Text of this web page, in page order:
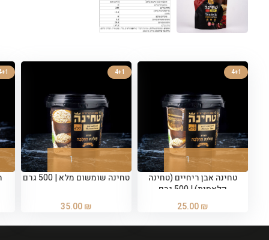
4+1
טחינה אבן ריחיים (טחינה
קלאסית) | 500 גרם
25.00₪
4+1
טחינה שומשום מלא | 500 גרם
35.00₪